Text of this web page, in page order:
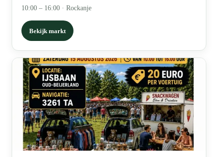
10:00 – 16:00 · Rockanje
Bekijk markt